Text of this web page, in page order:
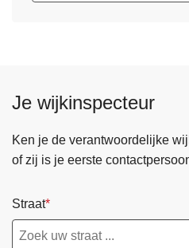
Je wijkinspecteur
Ken je de verantwoordelijke
of zij is je eerste
Straat